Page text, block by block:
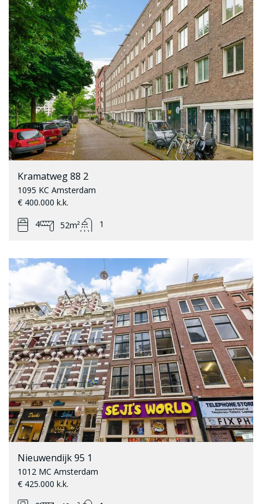
Kramatweg 88 2
1095 KC Amsterdam
€ 400.000 k.k.
4
52m² 1
Nieuwendijk 95 1
1012 MC Amsterdam
€ 425.000 k.k.